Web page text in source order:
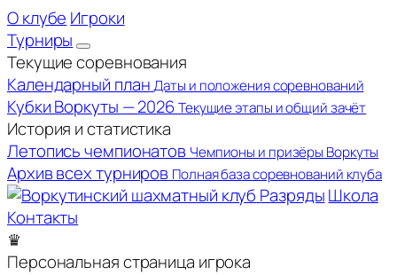
О клубе Игроки
Турниры
Текущие соревнования
Календарный план Даты и положения соревнований
Кубки Воркуты — 2026Текущие этапы и общий зачёт
История и статистика
Летопись чемпионатов Чемпионы и призёры Воркуты
Архив всех турниров Полная база соревнований клуба
РазрядыШкола
Контакты
♛
Персональная страница игрока